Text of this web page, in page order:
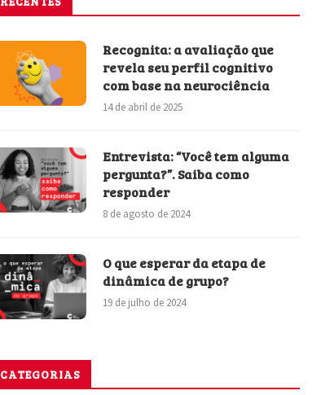
Recognita: a avaliação que
revela seu perfil cognitivo
com base na neurociência
14 de abril de 2025
Entrevista: “Você tem alguma
pergunta?”. Saiba como
responder
8 de agosto de 2024
O que esperar da etapa de
dinâmica de grupo?
19 de julho de 2024
CATEGORIAS